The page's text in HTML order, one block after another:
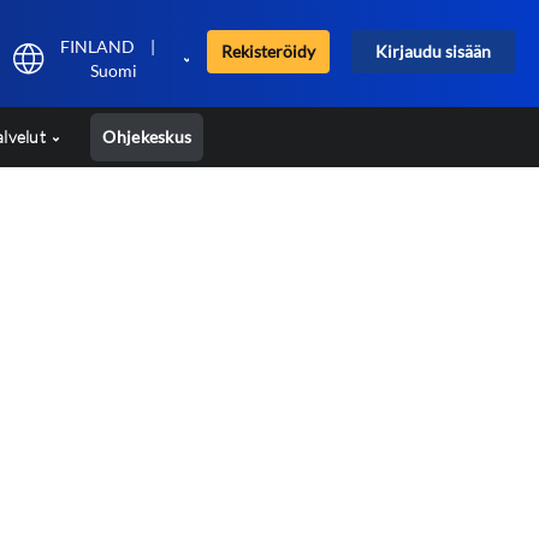
FINLAND
|
Suomi
Rekisteröidy Kirjaudu sisään
Ohjekeskus